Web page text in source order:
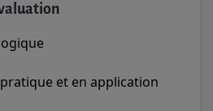
et en application